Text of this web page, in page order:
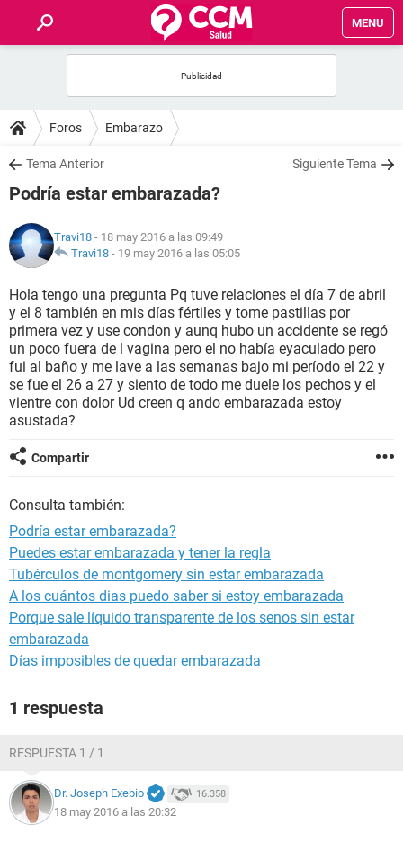
MENU
FOROS
SALUD
NUTRICIÓN
BIENESTAR
SEXUALIDAD
GLOSARIO
Foros Embarazo
Tema Anterior Siguiente Tema
Podría estar embarazada?
Travi18 - 18 may 2016 a las 09:49
Travi18 - 19 may 2016 a las 05:05
Hola tengo una pregunta Pq tuve relaciones el día 7 de abril
y el 8 también en mis días fértiles y tome pastillas por
primera vez y use condon y aunq hubo un accidente se regó
un poco fuera de l vagina pero el no había eyaculado pero
fui al baño y me lave a las semanas bajo mi período el 22 y
se fue el 26 a 27 y siento de todo me duele los pechos y el
vientre con dolor Ud creen q ando embarazada estoy
asustada?
Compartir
Consulta también:
Podría estar embarazada?
Puedes estar embarazada y tener la regla
Tubérculos de montgomery sin estar embarazada
A los cuántos dias puedo saber si estoy embarazada
Porque sale líquido transparente de los senos sin estar
embarazada
Días imposibles de quedar embarazada
1 respuesta
RESPUESTA 1 / 1
Dr. Joseph Exebio 16.358
18 may 2016 a las 20:32